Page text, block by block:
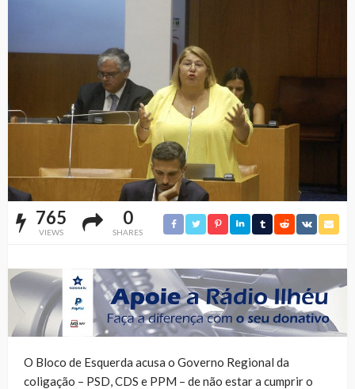
765
VIEWS
0
SHARES
O Bloco de Esquerda acusa o Governo Regional da
coligação – PSD, CDS e PPM – de não estar a cumprir o